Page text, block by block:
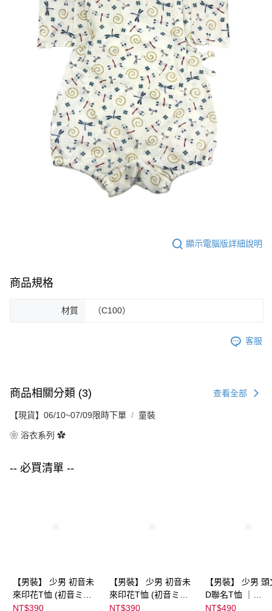
顯示電腦版詳細說明
商品規格
材質 （C100）
客服
商品相關分類 (3) 查看全部
【現貨】06/10~07/09限時下單 童裝
❀ 浴衣系列 ✿
-- 必買清單 --
【男裝】 少男 初音未
來印花T恤 (初音ミク)
｜
NT$390
【男裝】 少男 初音未
來印花T恤 (初音ミク)
｜
NT$390
【男裝】 少男
D聯名T恤 ｜
NT$490